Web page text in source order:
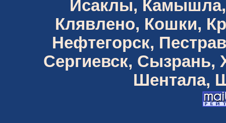
Исаклы, Камышла,
Клявлено, Кошки,
Нефтегорск,
Сергиевск,
Шентала,